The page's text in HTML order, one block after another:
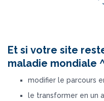
Et si votre site
maladie mondiale
modifier le parcours
le transformer en un